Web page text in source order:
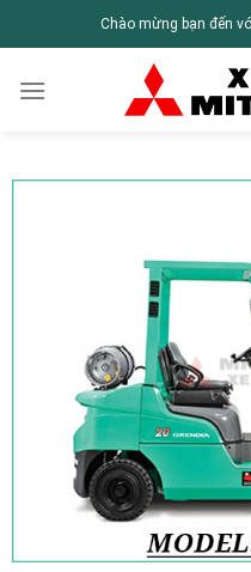
Chào mừng bạn đến